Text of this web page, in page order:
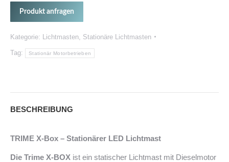
Produkt anfragen
Kategorie: Lichtmasten Stationäre Lichtmasten
Tag: Stationär Motorbetrieben
BESCHREIBUNG
TRIME X-Box – Stationärer LED Lichtmast
Die Trime X-BOX ist ein statischer Lichtmast mit Dieselmotor